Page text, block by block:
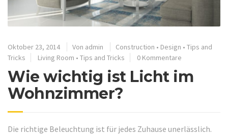
Oktober 23, 2014 Von admin Construction • Design • Tips and
Tricks
Living Room • Tips and Tricks 0 Kommentare
Wie wichtig ist Licht im
Wohnzimmer?
Die richtige Beleuchtung ist für jedes Zuhause unerlässlich.